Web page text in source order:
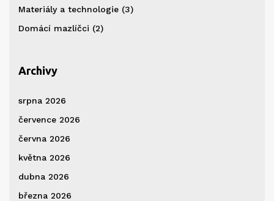
Materiály a technologie (3)
Domácí mazlíčci (2)
Archivy
srpna 2026
července 2026
června 2026
května 2026
dubna 2026
března 2026